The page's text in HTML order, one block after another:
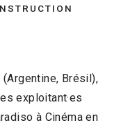
Brésil),
exploitant·es
à Cinéma en